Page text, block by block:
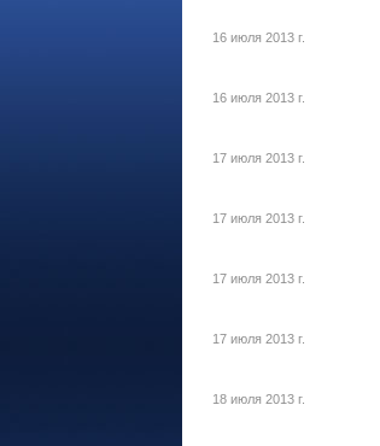
16 июля 2013 г.
16 июля 2013 г.
17 июля 2013 г.
17 июля 2013 г.
17 июля 2013 г.
17 июля 2013 г.
18 июля 2013 г.